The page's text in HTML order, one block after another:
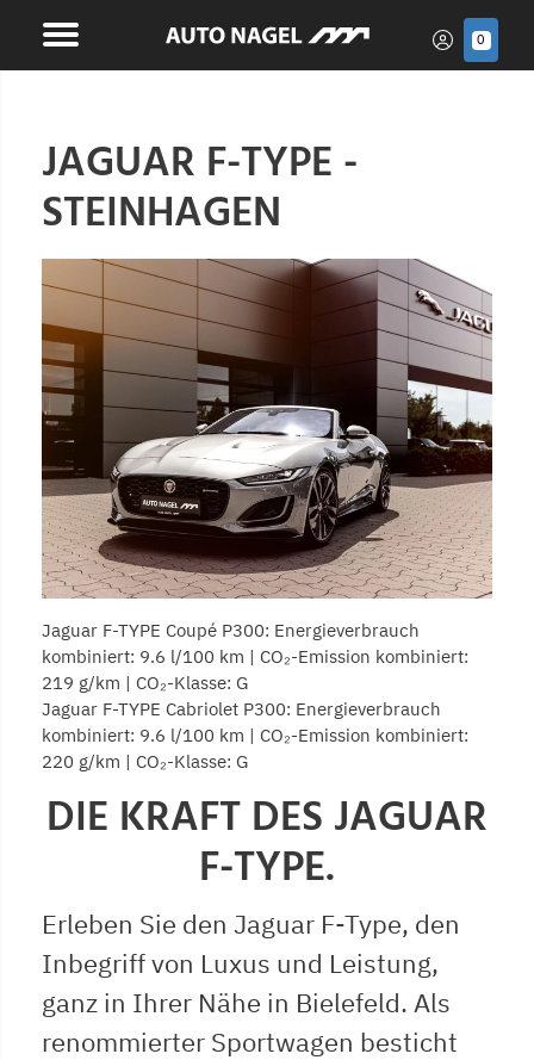
0
JAGUAR F-TYPE -
STEINHAGEN
Jaguar F-TYPE Coupé P300: Energieverbrauch
kombiniert: 9.6 l/100 km | CO₂-Emission kombiniert:
219 g/km | CO₂-Klasse: G
Jaguar F-TYPE Cabriolet P300: Energieverbrauch
kombiniert: 9.6 l/100 km | CO₂-Emission kombiniert:
220 g/km | CO₂-Klasse: G
DIE KRAFT DES JAGUAR
F-TYPE.
Erleben Sie den Jaguar F-Type, den
Inbegriff von Luxus und Leistung,
ganz in Ihrer Nähe in Bielefeld. Als
renommierter Sportwagen besticht